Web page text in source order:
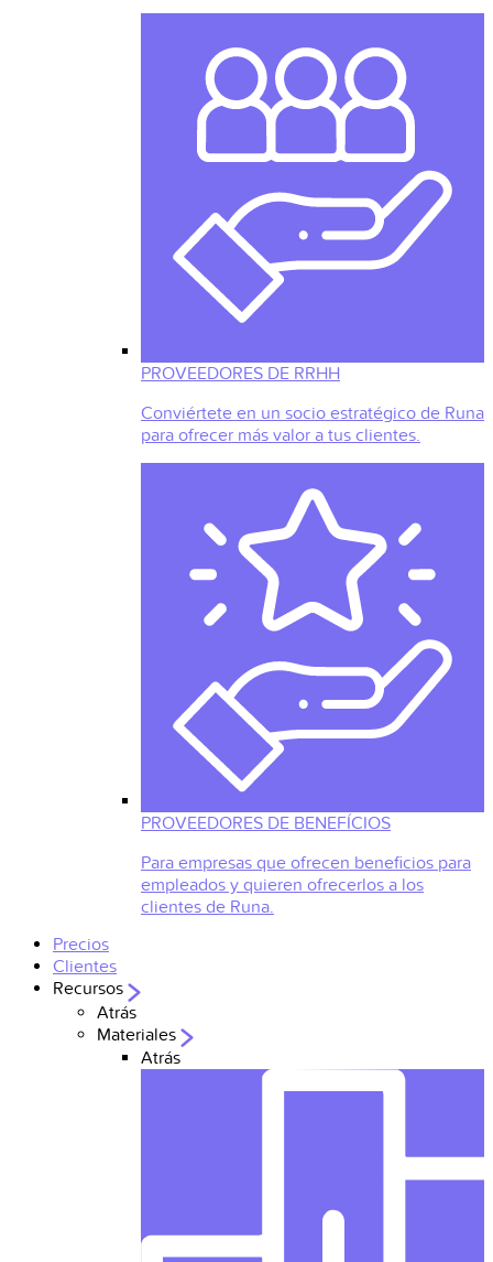
PROVEEDORES DE RRHH
Conviértete en un socio estratégico de Runa
para ofrecer más valor a tus clientes.
PROVEEDORES DE BENEFÍCIOS
Para empresas que ofrecen beneficios para
empleados y quieren ofrecerlos a los
clientes de Runa.
Precios
Clientes
Recursos
Atrás
Materiales
Atrás